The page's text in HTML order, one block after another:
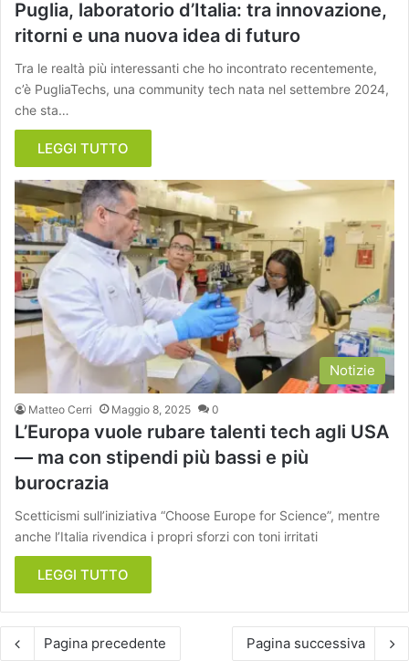
Puglia, laboratorio d’Italia: tra innovazione,
ritorni e una nuova idea di futuro
Tra le realtà più interessanti che ho incontrato recentemente,
c’è PugliaTechs, una community tech nata nel settembre 2024,
che sta…
LEGGI TUTTO
Notizie
Matteo Cerri Maggio 8, 2025 0
L’Europa vuole rubare talenti tech agli USA
— ma con stipendi più bassi e più
burocrazia
Scetticismi sull’iniziativa “Choose Europe for Science”, mentre
anche l’Italia rivendica i propri sforzi con toni irritati
LEGGI TUTTO
Pagina precedente Pagina successiva